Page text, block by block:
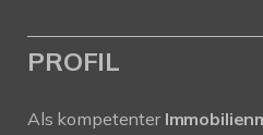
PROFIL
Als kompetenter